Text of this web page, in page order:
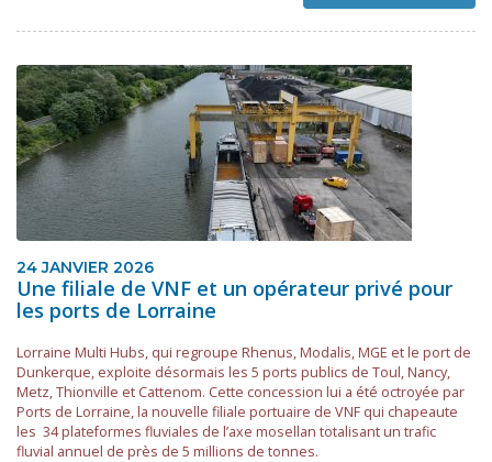
24 JANVIER 2026
Une filiale de VNF et un opérateur privé pour
les ports de Lorraine
Lorraine Multi Hubs, qui regroupe Rhenus, Modalis, MGE et le port de
Dunkerque, exploite désormais les 5 ports publics de Toul, Nancy,
Metz, Thionville et Cattenom. Cette concession lui a été octroyée par
Ports de Lorraine, la nouvelle filiale portuaire de VNF qui chapeaute
les 34 plateformes fluviales de l’axe mosellan totalisant un trafic
fluvial annuel de près de 5 millions de tonnes.